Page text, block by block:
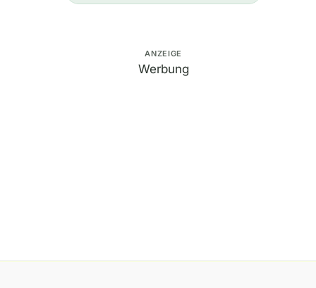
n
a
ANZEIGE
Werbung